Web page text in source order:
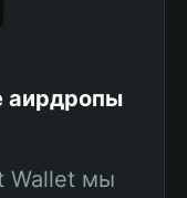
аирдропы
Wallet мы